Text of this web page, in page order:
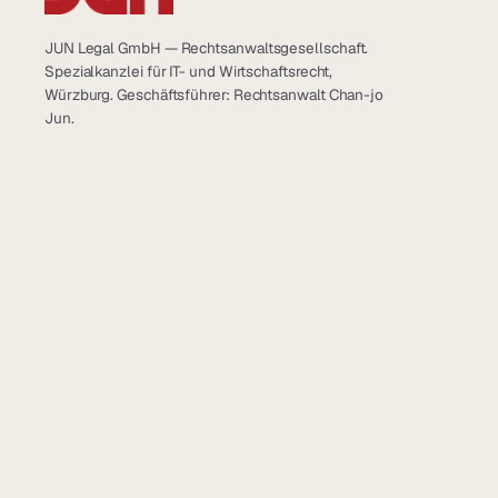
JUN Legal GmbH — Rechtsanwaltsgesellschaft.
Spezialkanzlei für IT- und Wirtschaftsrecht,
Würzburg. Geschäftsführer: Rechtsanwalt Chan-jo
Jun.